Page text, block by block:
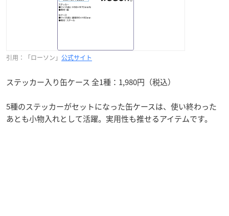
引用：「ローソン」 公式サイト
ステッカー入り缶ケース 全1種：1,980円（税込）
5種のステッカーがセットになった缶ケースは、使い終わった
あとも小物入れとして活躍。実用性も推せるアイテムです。